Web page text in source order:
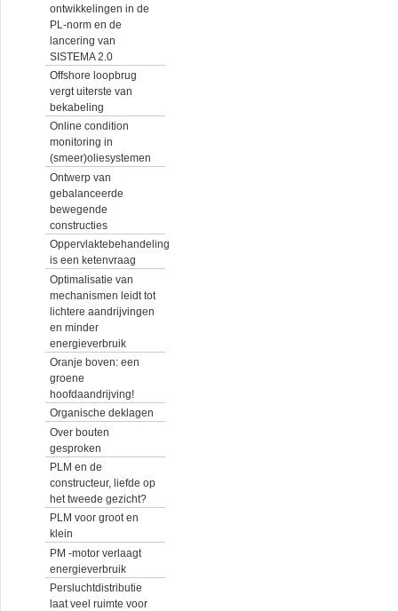
ontwikkelingen in de
PL-norm en de
lancering van
SISTEMA 2.0
Offshore loopbrug
vergt uiterste van
bekabeling
Online condition
monitoring in
(smeer)oliesystemen
Ontwerp van
gebalanceerde
bewegende
constructies
Oppervlaktebehandeling
is een ketenvraag
Optimalisatie van
mechanismen leidt tot
lichtere aandrijvingen
en minder
energieverbruik
Oranje boven: een
groene
hoofdaandrijving!
Organische deklagen
Over bouten
gesproken
PLM en de
constructeur, liefde op
het tweede gezicht?
PLM voor groot en
klein
PM -motor verlaagt
energieverbruik
Persluchtdistributie
laat veel ruimte voor